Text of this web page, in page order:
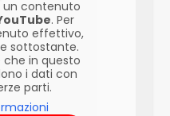
un contenuto
. Per
effettivo,
sottostante.
che in questo
i dati con
parti.